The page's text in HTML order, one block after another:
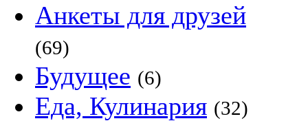
Анкеты для друзей
(69)
Будущее (6)
Еда, Кулинария (32)